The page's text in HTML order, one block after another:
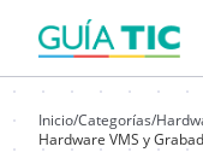
Inicio/Categorías/
Hardware VMS y